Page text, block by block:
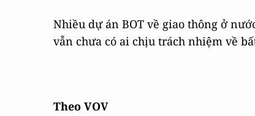
Nhiều dự án BOT về giao thông ở
vẫn chưa có ai chịu trách nhiệm về
Theo VOV